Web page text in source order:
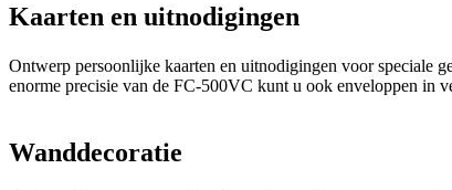
Kaarten en uitnodigingen
Ontwerp persoonlijke kaarten en uitnodigingen voor speciale
enorme precisie van de FC-500VC kunt u ook enveloppen in
Wanddecoratie